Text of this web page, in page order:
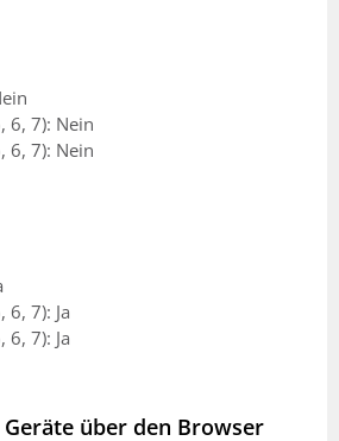
6, 7): Nein
6, 7): Nein
7): Ja
7): Ja
über den Browser